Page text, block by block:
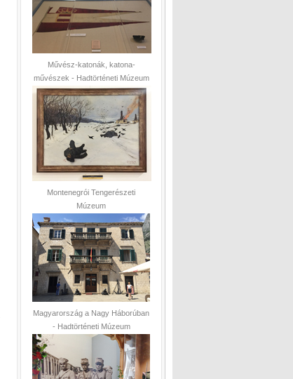
Művész-katonák, katona-
művészek - Hadtörténeti Múzeum
Montenegrói Tengerészeti
Múzeum
Magyarország a Nagy Háborúban
- Hadtörténeti Múzeum